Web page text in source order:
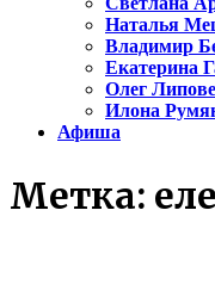
Наталья
Владимир
Екатерина
Олег
Илона
Афиша
Метка: